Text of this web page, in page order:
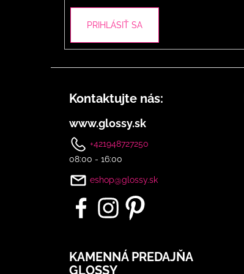
PRIHLÁSIŤ SA
Kontaktujte nás:
www.glossy.sk
+421948727250
08:00 - 16:00
eshop@glossy.sk
KAMENNÁ PREDAJŇA
GLOSSY